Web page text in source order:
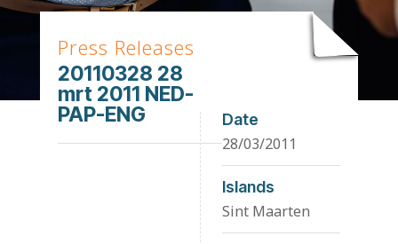
Press Releases
20110328 28
mrt 2011 NED-
PAP-ENG
Date
28/03/2011
Islands
Sint Maarten